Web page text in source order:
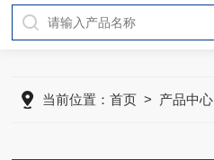
当前位置：首页 > 产品中心